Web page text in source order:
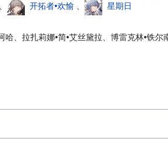
开拓者•欢愉、 星期日
、拉扎莉娜•简•艾丝黛拉、博雷克林•铁尔